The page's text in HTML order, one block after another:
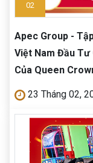
02
Apec Group -
Việt Nam Đầu Tư
Của Queen
23 Tháng 02,